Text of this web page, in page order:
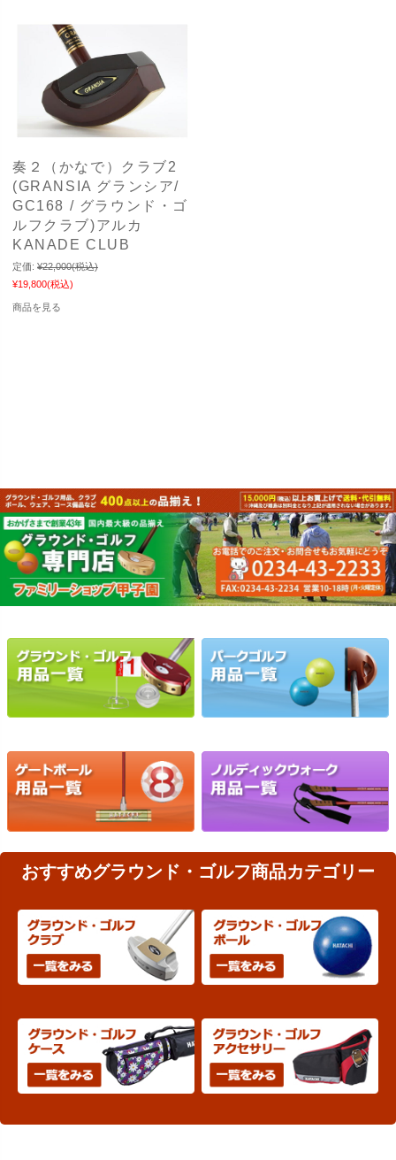
おすすめグラウンド・ゴルフ商品カテゴリー
奏２（かなで）クラブ2
(GRANSIA グランシア/
GC168 / グラウンド・ゴ
ルフクラブ)アルカ
KANADE CLUB
定価: ¥22,000(税込)
¥19,800(税込)
商品を見る